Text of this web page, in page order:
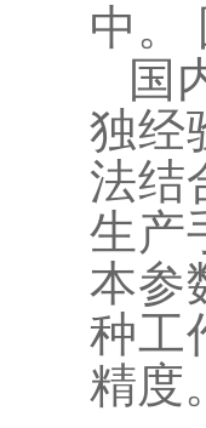
中。
国
独经
法结
生产
本参
种工
精度